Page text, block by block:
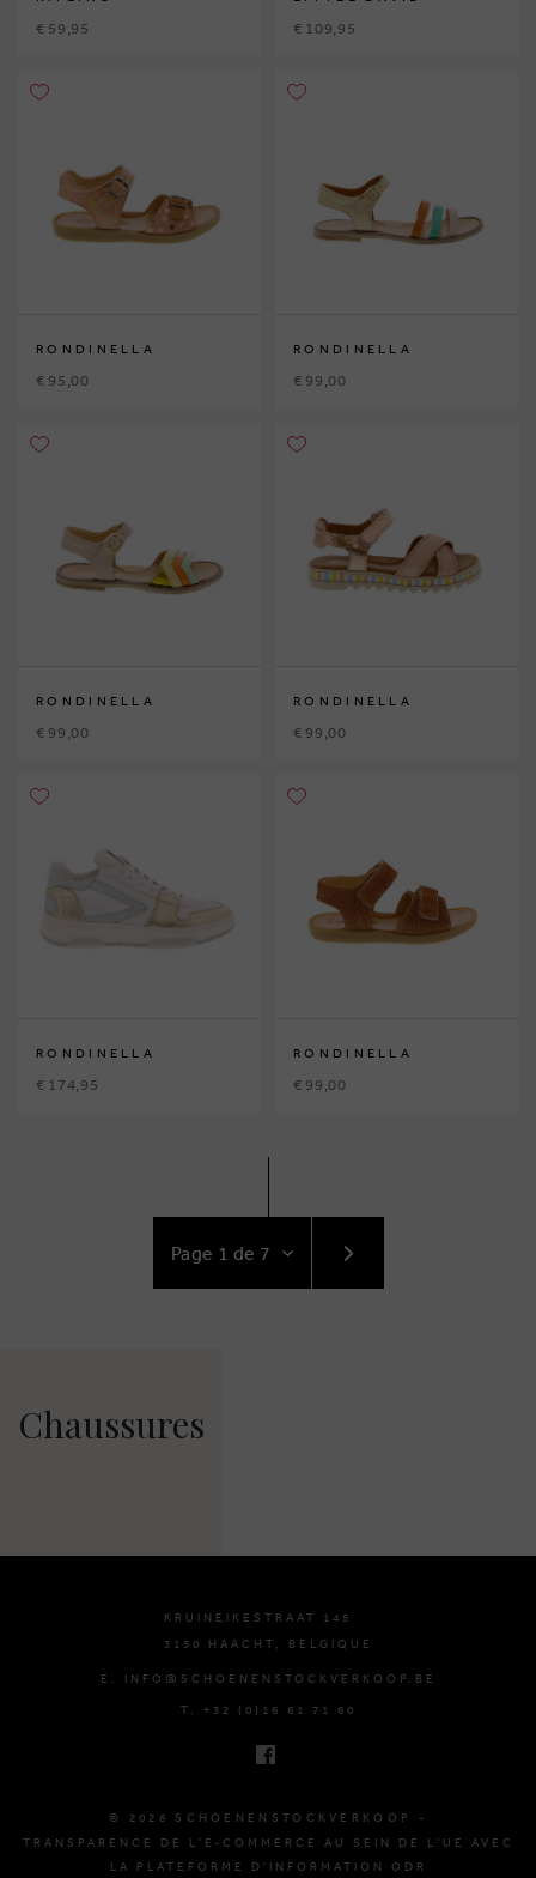
€ 59,95 € 109,95
RONDINELLA
€ 95,00
RONDINELLA
€ 99,00
RONDINELLA
€ 99,00
RONDINELLA
€ 99,00
RONDINELLA
€ 174,95
RONDINELLA
€ 99,00
AU
SUIVANT
Chaussures
KRUINEIKESTRAAT 145
3150 HAACHT, BELGIQUE
E. INFO@SCHOENENSTOCKVERKOOP.BE
T. +32 (0)16 61 71 60
© 2026 SCHOENENSTOCKVERKOOP -
TRANSPARENCE DE L'E-COMMERCE AU SEIN DE L'UE AVEC
LA PLATEFORME D'INFORMATION ODR